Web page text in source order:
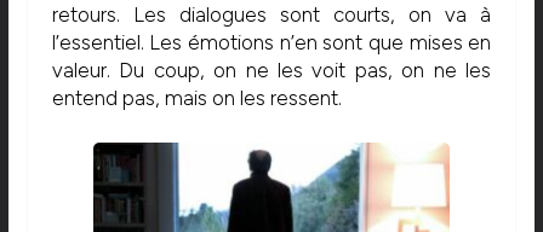
retours. Les dialogues sont courts, on va à
l’essentiel. Les émotions n’en sont que mises en
valeur. Du coup, on ne les voit pas, on ne les
entend pas, mais on les ressent.